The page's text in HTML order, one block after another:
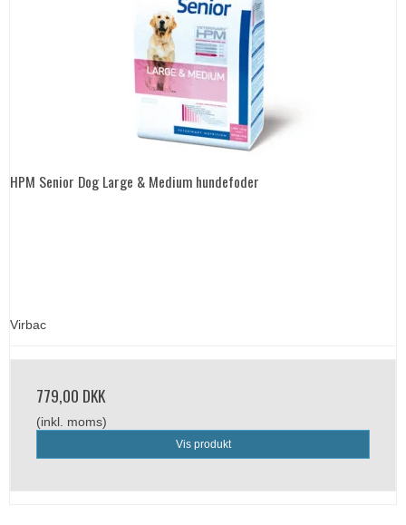
HPM Senior Dog Large & Medium hundefoder
Virbac
779,00 DKK
(inkl. moms)
Vis produkt